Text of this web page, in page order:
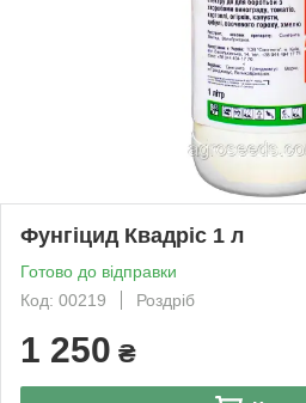
Фунгіцид Квадріс 1 л
Готово до відправки
Код: 00219
Роздріб
1 250 ₴